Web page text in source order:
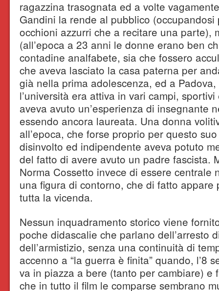
ragazzina trasognata ed a volte
Gandini la rende al pubblico
occhioni azzurri che a recitare una parte),
(all’epoca a 23 anni le donne erano ben
contadine analfabete, sia che fossero
che aveva lasciato la casa paterna per
già nella prima adolescenza, ed a
l’università era attiva in vari campi,
aveva avuto un’esperienza di insegnante
essendo ancora laureata. Una donna
all’epoca, che forse proprio per questo
disinvolto ed indipendente aveva potuto
del fatto di avere avuto un padre fascista.
Norma Cossetto invece di essere centrale
una figura di contorno, che di fatto appare
tutta la vicenda.
Nessun inquadramento storico viene
poche didascalie che parlano dell’arresto
dell’armistizio, senza una continuità di
accenno a “la guerra è finita” quando, l’8
va in piazza a bere (tanto per cambiare) e
che in tutto il film le comparse sembrano